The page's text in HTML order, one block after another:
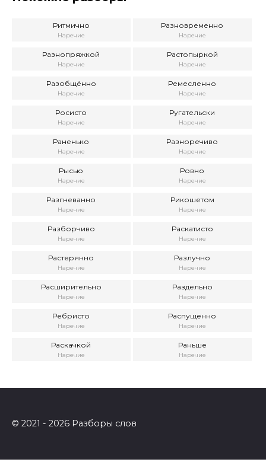
Ритмично
Наречие
Разновременно
Наречие
Разнопряжкой
Наречие
Растопыркой
Наречие
Разобщённо
Наречие
Ремесленно
Наречие
Росисто
Наречие
Ругательски
Наречие
Раненько
Наречие
Разноречиво
Наречие
Рысью
Наречие
Ровно
Наречие
Разгневанно
Наречие
Рикошетом
Наречие
Разборчиво
Наречие
Раскатисто
Наречие
Растерянно
Наречие
Разлучно
Наречие
Расширительно
Наречие
Раздельно
Наречие
Ребристо
Наречие
Распущенно
Наречие
Раскачкой
Наречие
Раньше
Наречие
© 2021 - 2026 Разборы слов